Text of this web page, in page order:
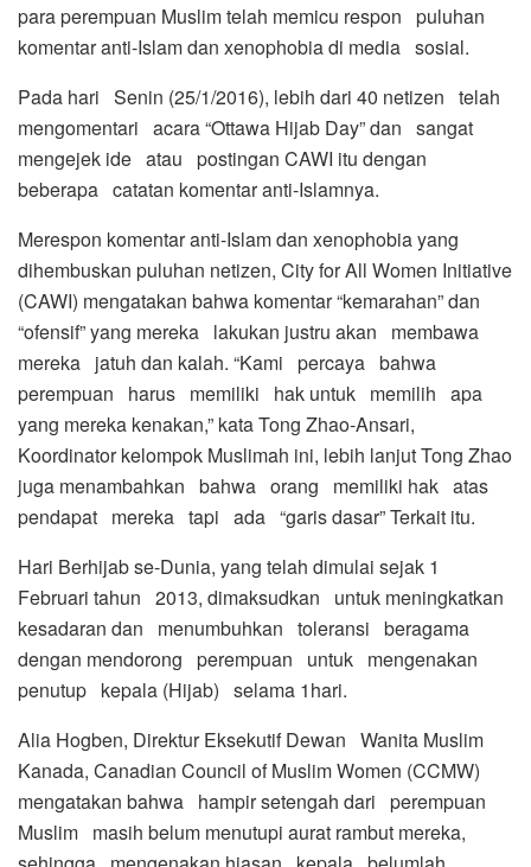
para perempuan Muslim telah memicu respon puluhan
komentar anti-Islam dan xenophobia di media sosial.
Pada hari Senin (25/1/2016), lebih dari 40 netizen telah
mengomentari acara “Ottawa Hijab Day” dan sangat
mengejek ide atau postingan CAWI itu dengan
beberapa catatan komentar anti-Islamnya.
Merespon komentar anti-Islam dan xenophobia yang
dihembuskan puluhan netizen, City for All Women Initiative
(CAWI) mengatakan bahwa komentar “kemarahan” dan
“ofensif” yang mereka lakukan justru akan membawa
mereka jatuh dan kalah. “Kami percaya bahwa
perempuan harus memiliki hak untuk memilih apa
yang mereka kenakan,” kata Tong Zhao-Ansari,
Koordinator kelompok Muslimah ini, lebih lanjut Tong Zhao
juga menambahkan bahwa orang memiliki hak atas
pendapat mereka tapi ada “garis dasar” Terkait itu.
Hari Berhijab se-Dunia, yang telah dimulai sejak 1
Februari tahun 2013, dimaksudkan untuk meningkatkan
kesadaran dan menumbuhkan toleransi beragama
dengan mendorong perempuan untuk mengenakan
penutup kepala (Hijab) selama 1hari.
Alia Hogben, Direktur Eksekutif Dewan Wanita Muslim
Kanada, Canadian Council of Muslim Women (CCMW)
mengatakan bahwa hampir setengah dari perempuan
Muslim masih belum menutupi aurat rambut mereka,